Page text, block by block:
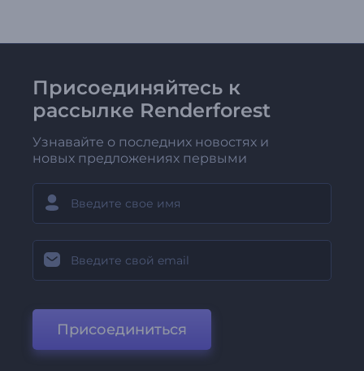
Присоединяйтесь к
рассылке Renderforest
Узнавайте о последних новостях и
новых предложениях первыми
Присоединиться